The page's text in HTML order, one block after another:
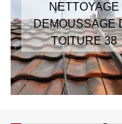
NETTOYAGE
DEMOUSSAGE
TOITURE 38